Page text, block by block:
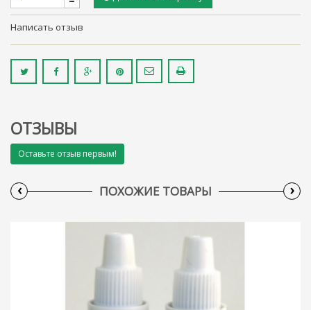
Написать отзыв
ОТЗЫВЫ
Оставьте отзыв первым!
ПОХОЖИЕ ТОВАРЫ
‹ ›